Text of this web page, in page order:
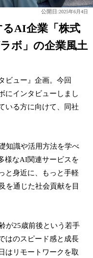
公開日:2025年6月4日
るAI企業「株式
ボ」の企業風土
ビュー』企画。今回
にインタビューしまし
いる方に向けて、同社
知識や活用方法を学べ
様なAI関連サービスを
と身近に、もっと手軽
を通じた社会貢献を目
が25歳前後という若手
はのスピード感と成長
はリモートワークを取